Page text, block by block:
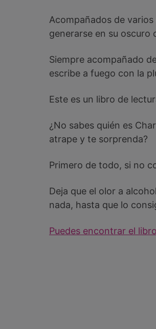
Acompañados de varios
generarse en su oscuro
Siempre acompañado
escribe a fuego con la
Este es un libro de
¿No sabes quién es
atrape y te sorprenda?
Primero de todo, si no
Deja que el olor a
nada, hasta que lo
Puedes encontrar el